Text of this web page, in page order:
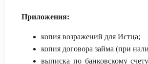
Приложения:
копия возражений для Истца;
копия договора займа (при
выписка по банковскому